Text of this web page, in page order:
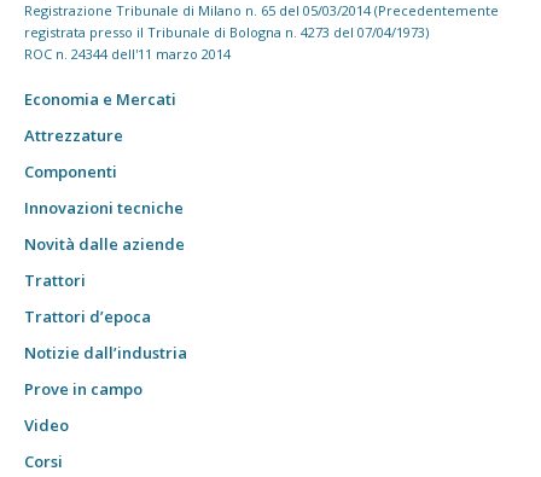
Registrazione Tribunale di Milano n. 65 del 05/03/2014 (Precedentemente
registrata presso il Tribunale di Bologna n. 4273 del 07/04/1973)
ROC n. 24344 dell'11 marzo 2014
Economia e Mercati
Attrezzature
Componenti
Innovazioni tecniche
Novità dalle aziende
Trattori
Trattori d’epoca
Notizie dall’industria
Prove in campo
Video
Corsi